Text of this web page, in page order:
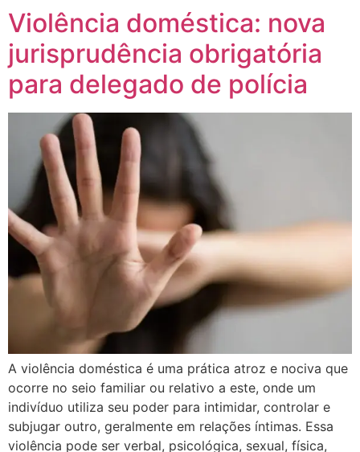
Violência doméstica: nova
jurisprudência obrigatória
para delegado de polícia
A violência doméstica é uma prática atroz e nociva que
ocorre no seio familiar ou relativo a este, onde um
indivíduo utiliza seu poder para intimidar, controlar e
subjugar outro, geralmente em relações íntimas. Essa
violência pode ser verbal, psicológica, sexual, física,